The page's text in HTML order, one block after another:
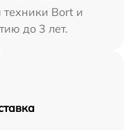
Bort и
до 3 лет.